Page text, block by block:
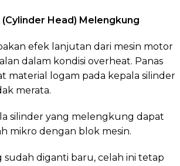
Head) Melengkung
efek lanjutan dari mesin motor
dalam kondisi overheat. Panas
material logam pada kepala silinder
merata.
silinder yang melengkung dapat
mikro dengan blok mesin.
diganti baru, celah ini tetap